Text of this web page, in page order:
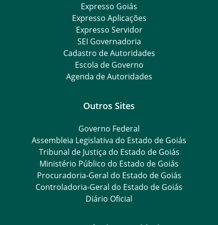
Expresso Goiás
Expresso Aplicações
Expresso Servidor
SEI Governadoria
Cadastro de Autoridades
Escola de Governo
Agenda de Autoridades
Outros Sites
Governo Federal
Assembleia Legislativa do Estado de Goiás
Tribunal de Justiça do Estado de Goiás
Ministério Público do Estado de Goiás
Procuradoria-Geral do Estado de Goiás
Controladoria-Geral do Estado de Goiás
Diário Oficial